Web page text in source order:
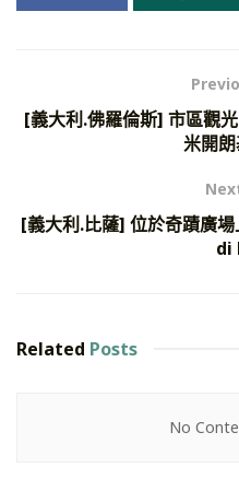
[義大利.佛羅倫斯] 市區觀
米開
[義大利.比薩] 位於奇蹟廣
di
Related Posts
No